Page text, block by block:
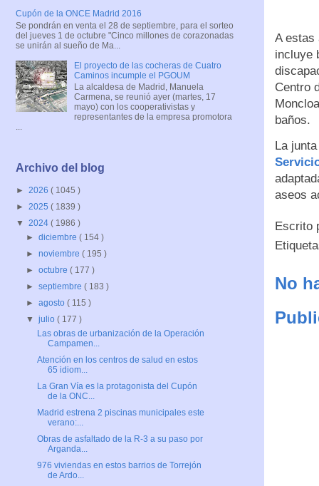
A estas
incluye
Centro
baños.
La
aseos
Escrito
No
Cupón de la ONCE Madrid 2016
Se pondrán en venta el 28 de septiembre, para el sorteo
del jueves 1 de octubre "Cinco millones de corazonadas
se unirán al sueño de Ma...
El proyecto de las cocheras de Cuatro
Caminos incumple el PGOUM
La alcaldesa de Madrid, Manuela
Carmena, se reunió ayer (martes, 17
mayo) con los cooperativistas y
representantes de la empresa promotora
...
Archivo del blog
► 2026 ( 1045 )
► 2025 ( 1839 )
▼ 2024 ( 1986 )
►diciembre( 154 )
►noviembre( 195 )
►octubre( 177 )
►septiembre( 183 )
►agosto( 115 )
▼julio( 177 )
Las obras de urbanización de la Operación
Campamen...
Atención en los centros de salud en estos
65 idiom...
La Gran Vía es la protagonista del Cupón
de la ONC...
Madrid estrena 2 piscinas municipales este
verano:...
Obras de asfaltado de la R-3 a su paso por
Arganda...
976 viviendas en estos barrios de Torrejón
de Ardo...